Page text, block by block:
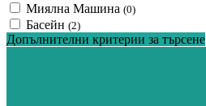
Миялна Машина (0)
Басейн (2)
Допълнителни критерии за търсене